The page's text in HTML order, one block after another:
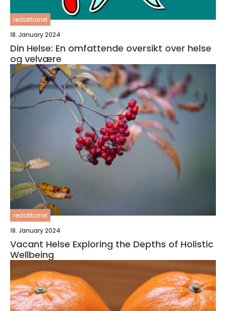
redaktionel
18. January 2024
Din Helse: En omfattende oversikt over helse
og velvære
redaktionel
18. January 2024
Vacant Helse Exploring the Depths of Holistic
Wellbeing